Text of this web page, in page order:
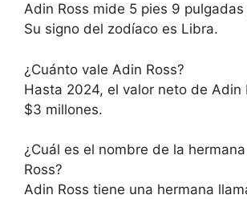
Adin Ross mide 5 pies 9
Su signo del zodíaco es Libra.
¿Cuánto vale Adin Ross?
Hasta 2024, el valor neto de Adin
$3 millones.
¿Cuál es el nombre de la
Ross?
Adin Ross tiene una hermana